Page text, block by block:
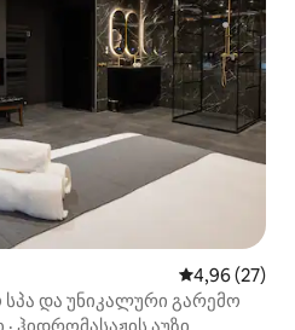
საშუალო
4,96 (27)
სპა და უნიკალური გარემო